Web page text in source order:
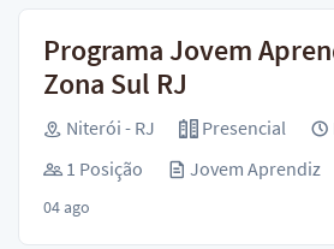
Programa Jovem
Zona Sul RJ
Niterói - RJ Presencial
1 Posição
Jovem Aprendiz
04 ago